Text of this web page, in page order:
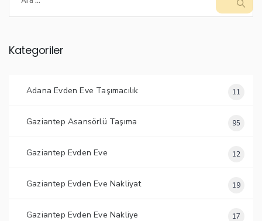
Kategoriler
Adana Evden Eve Taşımacılık 11
Gaziantep Asansörlü Taşıma 95
Gaziantep Evden Eve 12
Gaziantep Evden Eve Nakliyat 19
Gaziantep Evden Eve Nakliye 17